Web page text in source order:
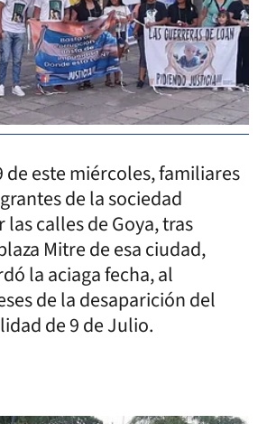
de este miércoles, familiares
de la sociedad
calles de Goya, tras
Mitre de esa ciudad,
la aciaga fecha, al
de la desaparición del
de 9 de Julio.